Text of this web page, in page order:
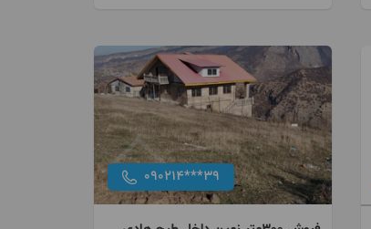
090214***39